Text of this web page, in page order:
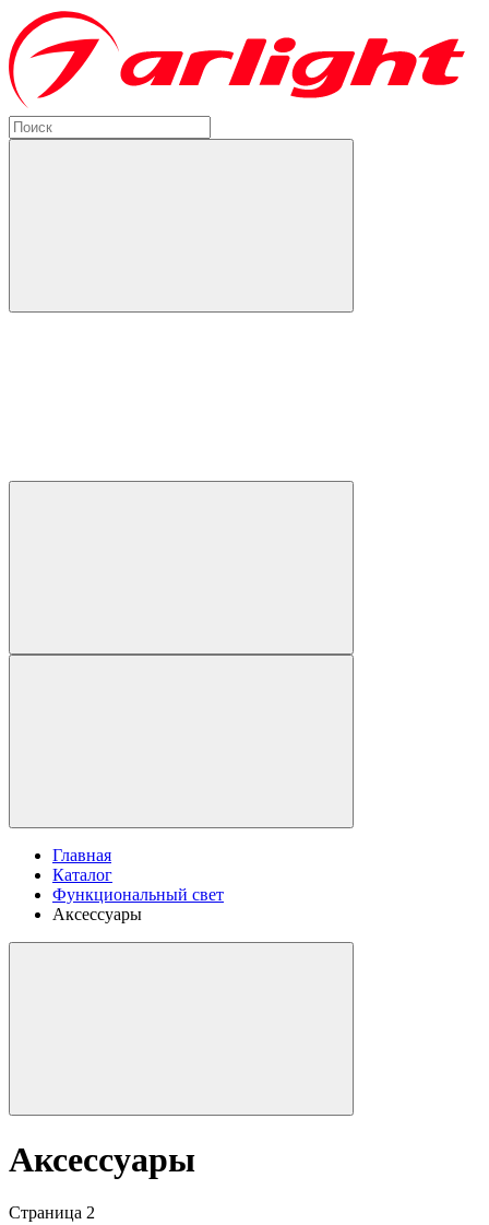
Главная
Каталог
Функциональный свет
Аксессуары
Аксессуары
Страница 2